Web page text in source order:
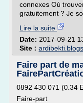
connexes Où
gratuitement ? Je
Lire la suite
Date: 2017-09-21
Site :
Faire part de
0892 430 071 (0.34
Faire-part